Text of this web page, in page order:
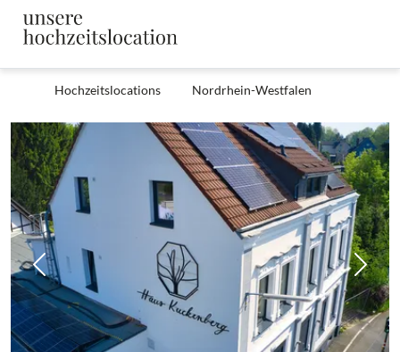
Hochzeitslocations Nordrhein-Westfalen
Zurück